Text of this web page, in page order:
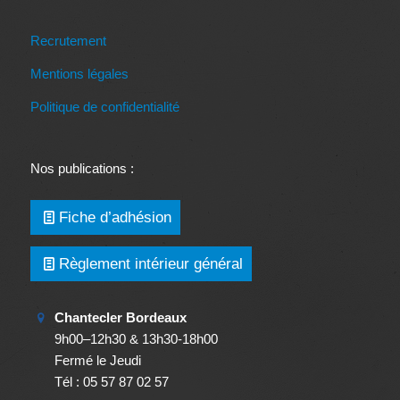
Recrutement
Mentions légales
Politique de confidentialité
Nos publications :
Fiche d’adhésion
Règlement intérieur général
Chantecler Bordeaux
9h00–12h30 & 13h30-18h00
Fermé le Jeudi
Tél : 05 57 87 02 57